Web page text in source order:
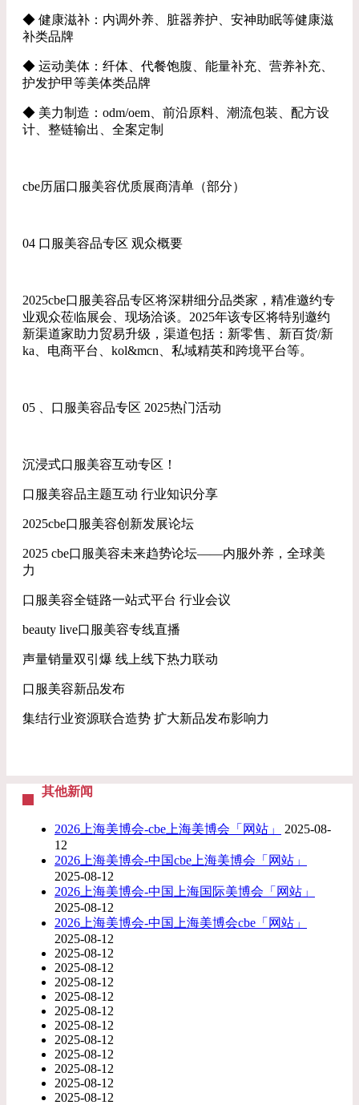
◆ 健康滋补：内调外养、脏器养护、安神助眠等健康滋
补类品牌
◆ 运动美体：纤体、代餐饱腹、能量补充、营养补充、
护发护甲等美体类品牌
◆ 美力制造：odm/oem、前沿原料、潮流包装、配方设
计、整链输出、全案定制
cbe历届口服美容优质展商清单（部分）
04 口服美容品专区 观众概要
2025cbe口服美容品专区将深耕细分品类家，精准邀约专
业观众莅临展会、现场洽谈。2025年该专区将特别邀约
新渠道家助力贸易升级，渠道包括：新零售、新百货/新
ka、电商平台、kol&mcn、私域精英和跨境平台等。
05 、口服美容品专区 2025热门活动
沉浸式口服美容互动专区！
口服美容品主题互动 行业知识分享
2025cbe口服美容创新发展论坛
2025 cbe口服美容未来趋势论坛——内服外养，全球美
力
口服美容全链路一站式平台 行业会议
beauty live口服美容专线直播
声量销量双引爆 线上线下热力联动
口服美容新品发布
集结行业资源联合造势 扩大新品发布影响力
其他新闻
2026上海美博会-cbe上海美博会「网站」
2025-08-
12
2026上海美博会-中国cbe上海美博会「网站」
2025-08-12
2026上海美博会-中国上海国际美博会「网站」
2025-08-12
2026上海美博会-中国上海美博会cbe「网站」
2025-08-12
2025-08-12
2025-08-12
2025-08-12
2025-08-12
2025-08-12
2025-08-12
2025-08-12
2025-08-12
2025-08-12
2025-08-12
2025-08-12